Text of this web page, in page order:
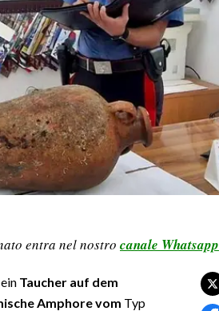
entra nel nostro canale Whatsapp
Taucher auf dem
Amphore vom Typ